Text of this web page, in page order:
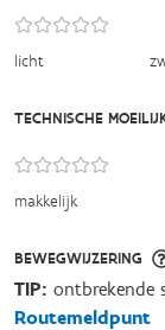
licht
TECHNISCHE
makkelijk
BEWEGWIJZERING
TIP: ontbrekende
Routemeldpunt